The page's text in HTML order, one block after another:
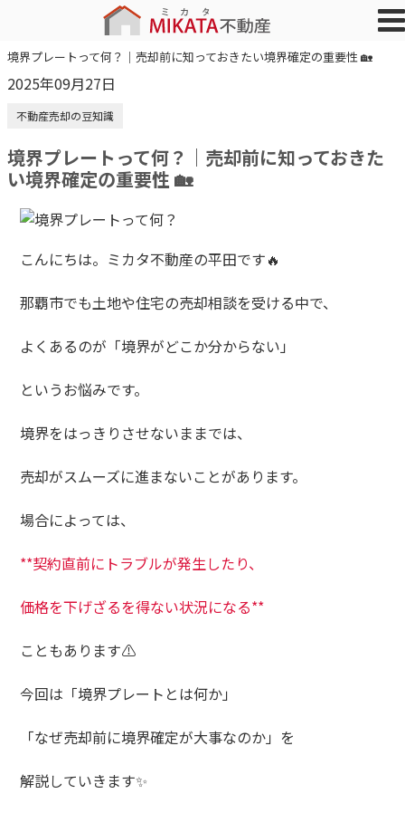
境界プレートって何？｜売却前に知っておきたい境界確定の重要性 🏡
2025年09月27日
不動産売却の豆知識
境界プレートって何？｜売却前に知っておきた
い境界確定の重要性 🏡
こんにちは。ミカタ不動産の平田です🔥
那覇市でも土地や住宅の売却相談を受ける中で、
よくあるのが「境界がどこか分からない」
というお悩みです。
境界をはっきりさせないままでは、
売却がスムーズに進まないことがあります。
場合によっては、
**契約直前にトラブルが発生したり、
価格を下げざるを得ない状況になる**
こともあります⚠️
今回は「境界プレートとは何か」
「なぜ売却前に境界確定が大事なのか」を
解説していきます✨